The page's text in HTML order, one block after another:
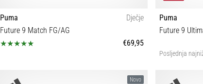
Puma
Dječje
Future 9 Match FG/AG
€69,95
28 29 30 31 32 32½ 33 34 34½ 35 35½ 36 37 37½ 38
Puma
Future 9
Posljednja
Novo